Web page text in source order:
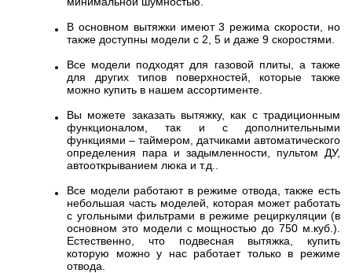
В основном вытяжки имеют 3 режима скорости, но
также доступны модели с 2, 5 и даже 9 скоростями.
Все модели подходят для газовой плиты, а также
для других типов поверхностей, которые также
можно купить в нашем ассортименте.
Вы можете заказать вытяжку, как с традиционным
функционалом, так и с дополнительными
функциями – таймером, датчиками автоматического
определения пара и задымленности, пультом ДУ,
автооткрыванием люка и т.д..
Все модели работают в режиме отвода, также есть
небольшая часть моделей, которая может работать
с угольными фильтрами в режиме рециркуляции (в
основном это модели с мощностью до 750 м.куб.).
Естественно, что подвесная вытяжка, купить
которую можно у нас работает только в режиме
отвода.